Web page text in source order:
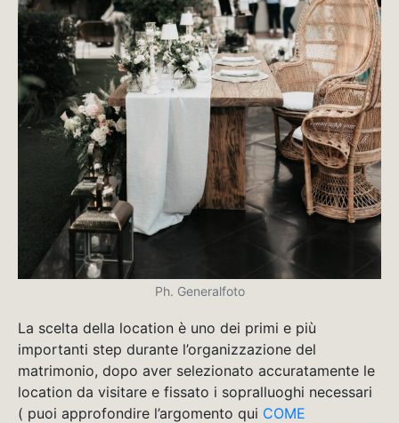
Ph. Generalfoto
La scelta della location è uno dei primi e più
importanti step durante l’organizzazione del
matrimonio, dopo aver selezionato accuratamente le
location da visitare e fissato i sopralluoghi necessari
( puoi approfondire l’argomento qui COME